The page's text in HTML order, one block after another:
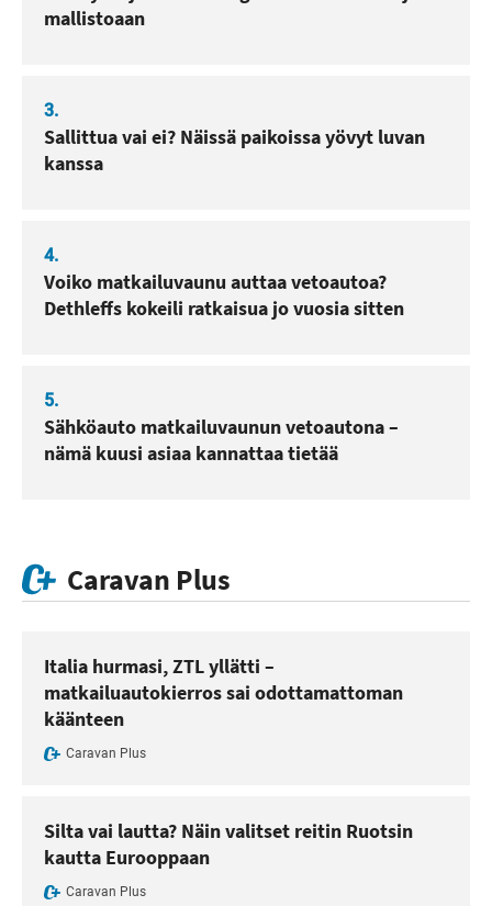
mallistoaan
3.
Sallittua vai ei? Näissä paikoissa yövyt luvan
kanssa
4.
Voiko matkailuvaunu auttaa vetoautoa?
Dethleffs kokeili ratkaisua jo vuosia sitten
5.
Sähköauto matkailuvaunun vetoautona –
nämä kuusi asiaa kannattaa tietää
Caravan Plus
Italia hurmasi, ZTL yllätti –
matkailuautokierros sai odottamattoman
käänteen
Caravan Plus
Silta vai lautta? Näin valitset reitin Ruotsin
kautta Eurooppaan
Caravan Plus